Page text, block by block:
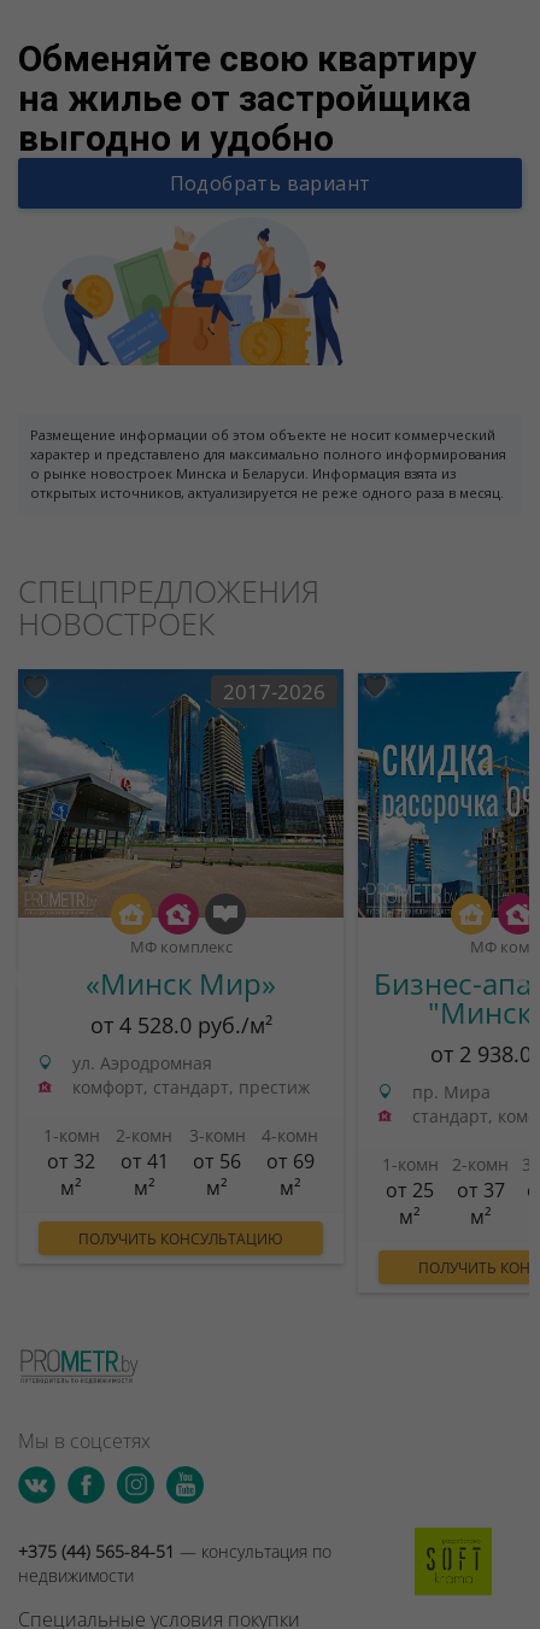
Обменяйте свою квартиру
на жилье от застройщика
выгодно и удобно
Подобрать вариант
Размещение информации об этом объекте не носит коммерческий
характер и представлено для максимально полного информирования
о рынке новостроек Минска и Беларуси. Информация взята из
открытых источников, актуализируется не реже одного раза в месяц.
СПЕЦПРЕДЛОЖЕНИЯ
НОВОСТРОЕК
2017-2026
МФ комплекс
«Минск Мир»
от 4 528.0 руб./м²
ул. Аэродромная
комфорт, стандарт, престиж
1-комн
от 32
м²
2-комн
от 41
м²
3-комн
от 56
м²
4-комн
от 69
м²
ПОЛУЧИТЬ КОНСУЛЬТАЦИЮ
МФ
Бизнес-
от 2
пр. Мира
стандарт,
1-комн
от 25
м²
2-комн
от 37
м²
ПОЛУЧИТЬ
Мы в соцсетях
+375 (44) 565-84-51 — консультация по
недвижимости
Специальные условия покупки